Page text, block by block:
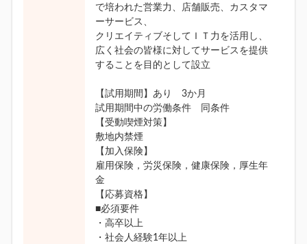
で培われた営業力、店舗販売、カスタマ
ーサービス、
クリエイティブそしてＩＴ力を活用し、
広く社会の皆様に対してサービスを提供
することを目的として設立
【試用期間】あり 3か月
試用期間中の労働条件 同条件
【受動喫煙対策】
敷地内禁煙
【加入保険】
雇用保険，労災保険，健康保険，厚生年
金
【応募資格】
■必須要件
・高卒以上
・社会人経験1年以上